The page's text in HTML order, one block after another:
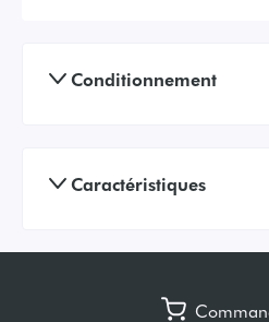
Conditionnement
Caractéristiques